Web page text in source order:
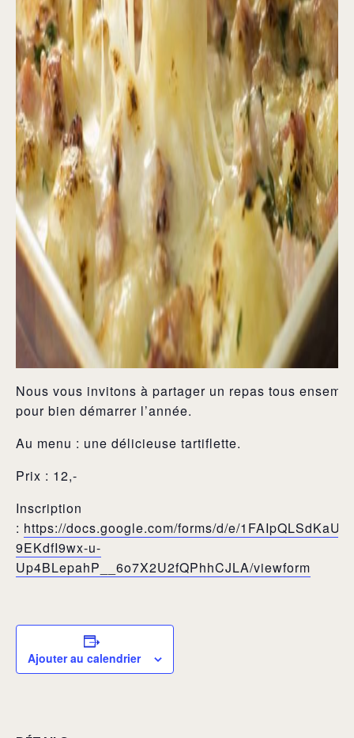
Nous vous invitons à partager un repas tous
pour bien démarrer l’année.
Au menu : une délicieuse tartiflette.
Prix : 12,-
Inscription
: https://docs.google.com/forms/d/e/
9EKdfI9wx-u-
Up4BLepahP__6o7X2U2fQPhhCJLA/viewform
Ajouter au calendrier